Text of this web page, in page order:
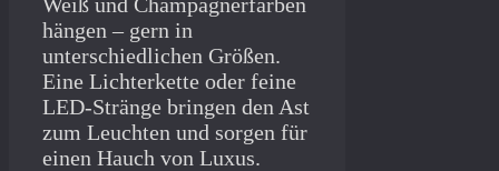
hängen – gern in
unterschiedlichen Größen.
Eine Lichterkette oder feine
LED-Stränge bringen den Ast
zum Leuchten und sorgen für
einen Hauch von Luxus.